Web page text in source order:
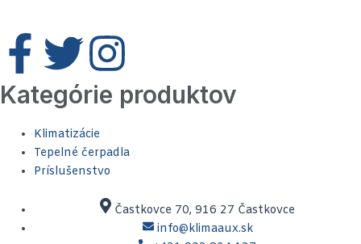
F
a
c
e
b
T
w
i
t
I
n
s
t
a
k
y
Kategórie produktov
Klimatizácie
Tepelné čerpadla
Príslušenstvo
Častkovce 70, 916 27 Častkovce
info@klimaaux.sk